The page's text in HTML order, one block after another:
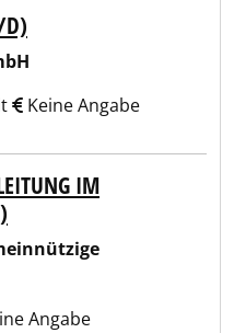
D)
Keine Angabe
IM
Angabe